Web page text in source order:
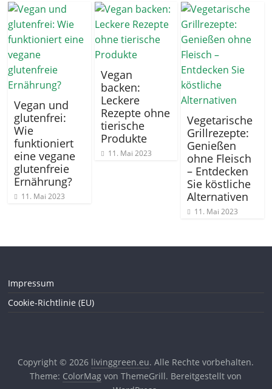
Vegan und
glutenfrei:
Wie
funktioniert
eine vegane
glutenfreie
Ernährung?
11. Mai 2023
Vegan
backen:
Leckere
Rezepte ohne
tierische
Produkte
11. Mai 2023
Vegetarische
Grillrezepte:
Genießen
ohne Fleisch
– Entdecken
Sie köstliche
Alternativen
11. Mai 2023
Impressum
Cookie-Richtlinie (EU)
Copyright © 2026 livinggreen.eu. Alle Rechte vorbehalten.
Theme: ColorMag von ThemeGrill. Bereitgestellt von